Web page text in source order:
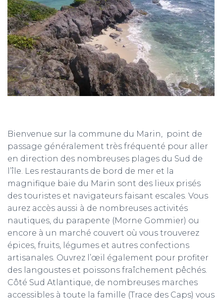
Bienvenue sur la commune du Marin, point de
passage généralement très fréquenté pour aller
en direction des nombreuses plages du Sud de
l’île. Les restaurants de bord de mer et la
magnifique baie du Marin sont des lieux prisés
des touristes et navigateurs faisant escales. Vous
aurez accès aussi à de nombreuses activités
nautiques, du parapente (Morne Gommier) ou
encore à un marché couvert où vous trouverez
épices, fruits, légumes et autres confections
artisanales. Ouvrez l’œil également pour profiter
des langoustes et poissons fraîchement pêchés.
Côté Sud Atlantique, de nombreuses marches
accessibles à toute la famille (Trace des Caps) vous